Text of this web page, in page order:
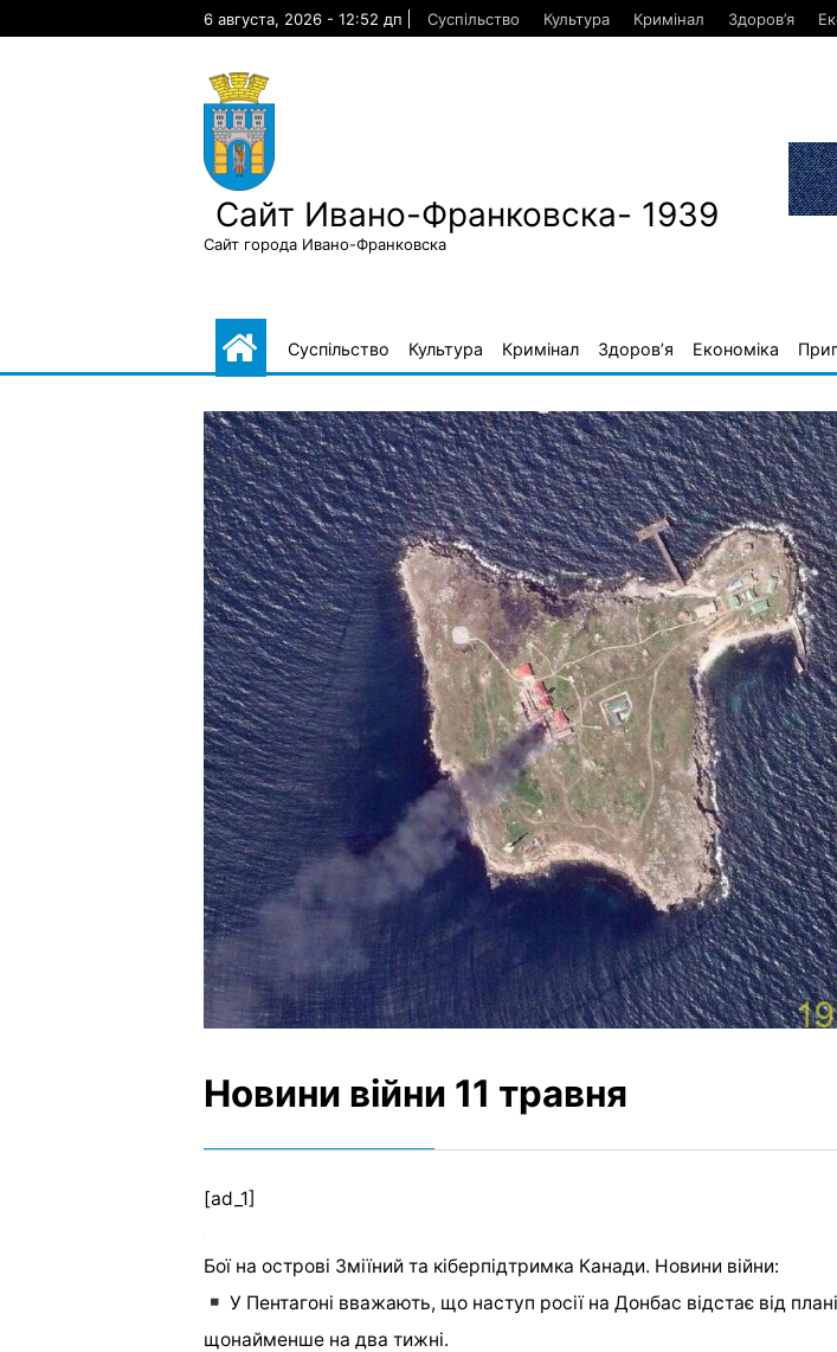
6 августа, 2026 - 12:52 дп Суспільство Культура Кримінал Здоров’я
Сайт Ивано-Франковска- 1939
Сайт города Ивано-Франковска
Суспільство Культура Кримінал Здоров’я Економіка
Новини війни 11 травня
[ad_1]
Бої на острові Зміїний та кіберпідтримка Канади. Новини війни:
У Пентагоні вважають, що наступ росії на Донбас відстає від
щонайменше на два тижні.